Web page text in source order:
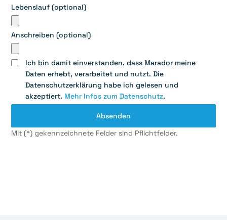
Lebenslauf (optional)
Anschreiben (optional)
Ich bin damit einverstanden, dass Marador meine
Daten erhebt, verarbeitet und nutzt. Die
Datenschutzerklärung habe ich gelesen und
akzeptiert. Mehr Infos zum Datenschutz.
Mit (*) gekennzeichnete Felder sind Pflichtfelder.